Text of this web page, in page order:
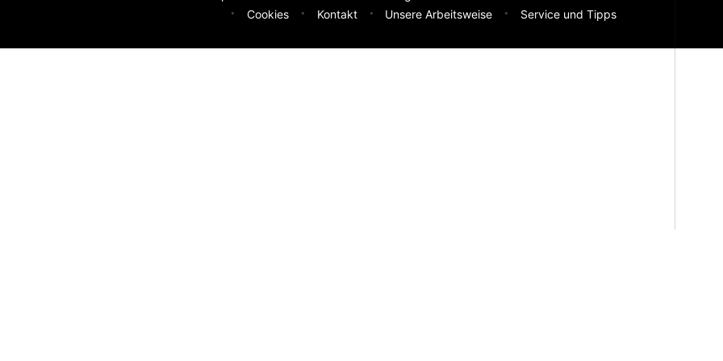
Cookies
Kontakt Unsere Arbeitsweise Service und Tipps